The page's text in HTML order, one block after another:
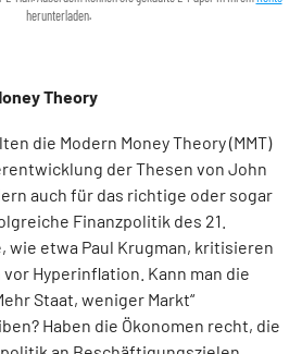
herunterladen.
Theory
die Modern Money Theory (MMT)
der Thesen von John
auch für das richtige oder sogar
Finanzpolitik des 21.
wie etwa Paul Krugman, kritisieren
Hyperinflation. Kann man die
Staat, weniger Markt“
Haben die Ökonomen recht, die